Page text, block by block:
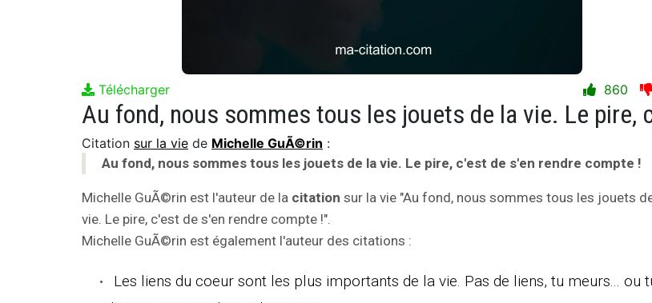
Télécharger 860
Citation sur la vie de Michelle GuÃ©rin :
Au fond, nous sommes tous les jouets de la vie. Le pire, c'est de s'en rendre compte !
Michelle GuÃ©rin est l'auteur de la citation sur la vie "Au fond, nous sommes tous les jouets
vie. Le pire, c'est de s'en rendre compte !".
Michelle GuÃ©rin est également l'auteur des citations :
Les liens du coeur sont les plus importants de la vie. Pas de liens, tu meurs... ou